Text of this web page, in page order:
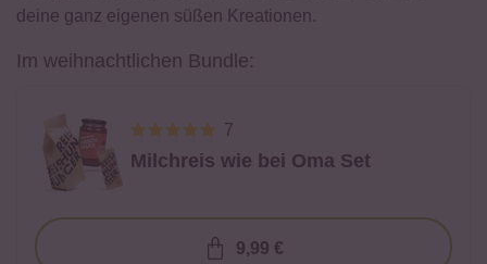
deine ganz eigenen süßen Kreationen.
Im weihnachtlichen Bundle:
7
Milchreis wie bei Oma Set
9,99 €